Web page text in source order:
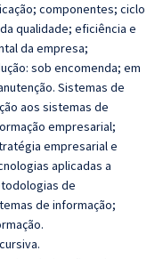
componentes; ciclo
qualidade; eficiência e
da empresa;
sob encomenda; em
Sistemas de
aos sistemas de
empresarial;
empresarial e
aplicadas a
de
de informação;